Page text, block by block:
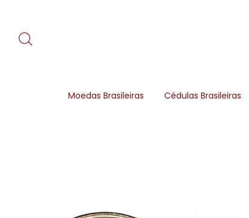
Moedas Brasileiras Cédulas Brasileiras